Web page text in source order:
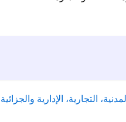
التجارية، الإدارية والجزائية